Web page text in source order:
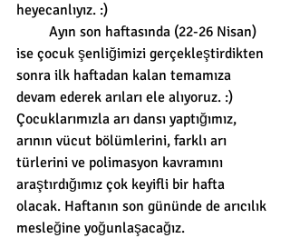
heyecanlıyız. :)
Ayın son haftasında (22-26 Nisan)
ise çocuk şenliğimizi gerçekleştirdikten
sonra ilk haftadan kalan temamıza
devam ederek arıları ele alıyoruz. :)
Çocuklarımızla arı dansı yaptığımız,
arının vücut bölümlerini, farklı arı
türlerini ve polimasyon kavramını
araştırdığımız çok keyifli bir hafta
olacak. Haftanın son gününde de arıcılık
mesleğine yoğunlaşacağız.